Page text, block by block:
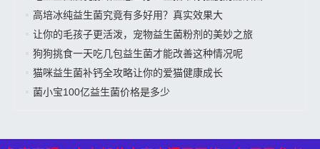
高培冰纯益生菌究竟有多好用？真实效果大
让你的毛孩子更活泼，宠物益生菌粉剂的美妙之旅
狗狗挑食一天吃几包益生菌才能改善这种情况呢
猫咪益生菌补钙全攻略让你的爱猫健康成长
菌小宝100亿益生菌价格是多少